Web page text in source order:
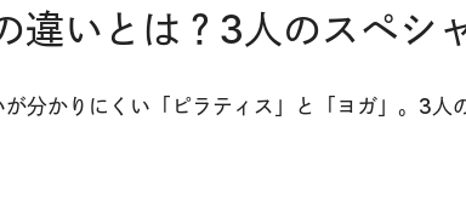
違いとは？3人のスペシ
分かりにくい「ピラティス」と「ヨガ」。3人